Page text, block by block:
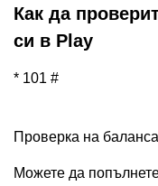
Как да
си в Play
* 101 #
Проверка на
Можете да